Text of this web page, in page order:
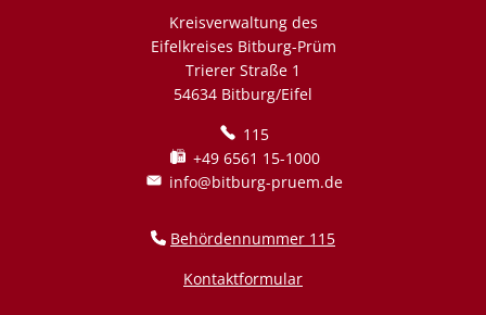
Kreisverwaltung des
Eifelkreises Bitburg-Prüm
Trierer Straße 1
54634 Bitburg/Eifel
115
+49 6561 15-1000
info@bitburg-pruem.de
Behördennummer 115
Kontaktformular